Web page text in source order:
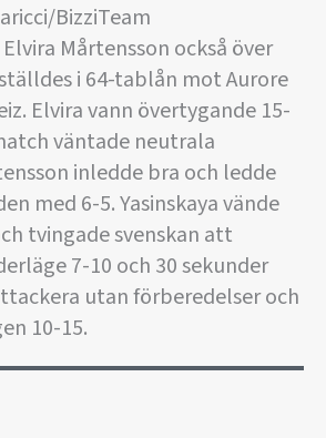
BizziTeam
Mårtensson också över
i 64-tablån mot Aurore
Elvira vann övertygande 15-
väntade neutrala
inledde bra och ledde
med 6-5. Yasinskaya vände
tvingade svenskan att
7-10 och 30 sekunder
utan förberedelser och
10-15.